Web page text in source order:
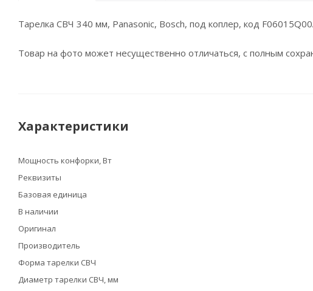
Тарелка СВЧ 340 мм, Panasonic, Bosch, под коплер, код
Товар на фото может несущественно отличаться, с полным
Характеристики
Мощность конфорки, Вт
Реквизиты
Базовая единица
В наличии
Оригинал
Производитель
Форма тарелки СВЧ
Диаметр тарелки СВЧ, мм